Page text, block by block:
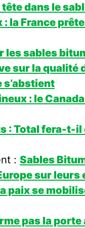
tête dans le
la France
les sables
sur la qualité
s’abstient
: le
: Total fera-t-il
:Sables
sur leurs
paix se
pas la